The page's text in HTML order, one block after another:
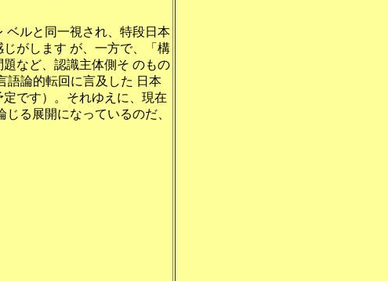
ベルと同一視され、特段日本
がします が、一方で、「構
など、認識主体側そ のもの
語論的転回に言及した 日本
です）。それゆえに、現在
る展開になっているのだ、